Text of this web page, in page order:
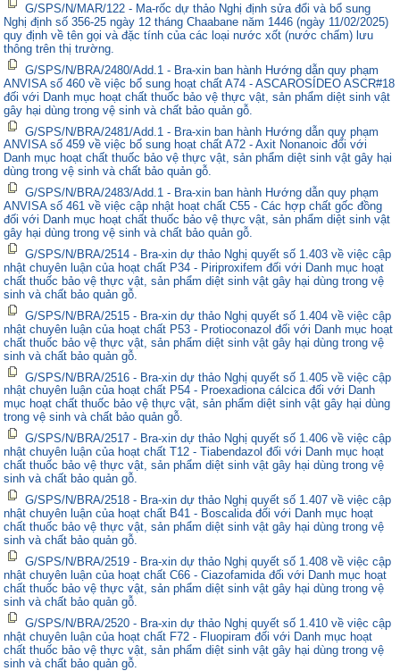
G/SPS/N/MAR/122 - Ma-rốc dự thảo Nghị định sửa đổi và bổ sung
Nghị định số 356-25 ngày 12 tháng Chaabane năm 1446 (ngày 11/02/2025)
quy định về tên gọi và đặc tính của các loại nước xốt (nước chấm) lưu
thông trên thị trường.
G/SPS/N/BRA/2480/Add.1 - Bra-xin ban hành Hướng dẫn quy phạm
ANVISA số 460 về việc bổ sung hoạt chất A74 - ASCAROSÍDEO ASCR#18
đối với Danh mục hoạt chất thuốc bảo vệ thực vật, sản phẩm diệt sinh vật
gây hại dùng trong vệ sinh và chất bảo quản gỗ.
G/SPS/N/BRA/2481/Add.1 - Bra-xin ban hành Hướng dẫn quy phạm
ANVISA số 459 về việc bổ sung hoạt chất A72 - Axit Nonanoic đối với
Danh mục hoạt chất thuốc bảo vệ thực vật, sản phẩm diệt sinh vật gây hại
dùng trong vệ sinh và chất bảo quản gỗ.
G/SPS/N/BRA/2483/Add.1 - Bra-xin ban hành Hướng dẫn quy phạm
ANVISA số 461 về việc cập nhật hoạt chất C55 - Các hợp chất gốc đồng
đối với Danh mục hoạt chất thuốc bảo vệ thực vật, sản phẩm diệt sinh vật
gây hại dùng trong vệ sinh và chất bảo quản gỗ.
G/SPS/N/BRA/2514 - Bra-xin dự thảo Nghị quyết số 1.403 về việc cập
nhật chuyên luận của hoạt chất P34 - Piriproxifem đối với Danh mục hoạt
chất thuốc bảo vệ thực vật, sản phẩm diệt sinh vật gây hại dùng trong vệ
sinh và chất bảo quản gỗ.
G/SPS/N/BRA/2515 - Bra-xin dự thảo Nghị quyết số 1.404 về việc cập
nhật chuyên luận của hoạt chất P53 - Protioconazol đối với Danh mục hoạt
chất thuốc bảo vệ thực vật, sản phẩm diệt sinh vật gây hại dùng trong vệ
sinh và chất bảo quản gỗ.
G/SPS/N/BRA/2516 - Bra-xin dự thảo Nghị quyết số 1.405 về việc cập
nhật chuyên luận của hoạt chất P54 - Proexadiona cálcica đối với Danh
mục hoạt chất thuốc bảo vệ thực vật, sản phẩm diệt sinh vật gây hại dùng
trong vệ sinh và chất bảo quản gỗ.
G/SPS/N/BRA/2517 - Bra-xin dự thảo Nghị quyết số 1.406 về việc cập
nhật chuyên luận của hoạt chất T12 - Tiabendazol đối với Danh mục hoạt
chất thuốc bảo vệ thực vật, sản phẩm diệt sinh vật gây hại dùng trong vệ
sinh và chất bảo quản gỗ.
G/SPS/N/BRA/2518 - Bra-xin dự thảo Nghị quyết số 1.407 về việc cập
nhật chuyên luận của hoạt chất B41 - Boscalida đối với Danh mục hoạt
chất thuốc bảo vệ thực vật, sản phẩm diệt sinh vật gây hại dùng trong vệ
sinh và chất bảo quản gỗ.
G/SPS/N/BRA/2519 - Bra-xin dự thảo Nghị quyết số 1.408 về việc cập
nhật chuyên luận của hoạt chất C66 - Ciazofamida đối với Danh mục hoạt
chất thuốc bảo vệ thực vật, sản phẩm diệt sinh vật gây hại dùng trong vệ
sinh và chất bảo quản gỗ.
G/SPS/N/BRA/2520 - Bra-xin dự thảo Nghị quyết số 1.410 về việc cập
nhật chuyên luận của hoạt chất F72 - Fluopiram đối với Danh mục hoạt
chất thuốc bảo vệ thực vật, sản phẩm diệt sinh vật gây hại dùng trong vệ
sinh và chất bảo quản gỗ.